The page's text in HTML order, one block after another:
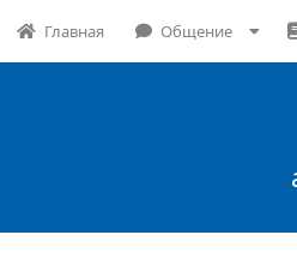
Главная Общение